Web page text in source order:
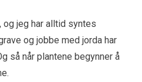
og jeg har alltid syntes
og jobbe med jorda har
så når plantene begynner å